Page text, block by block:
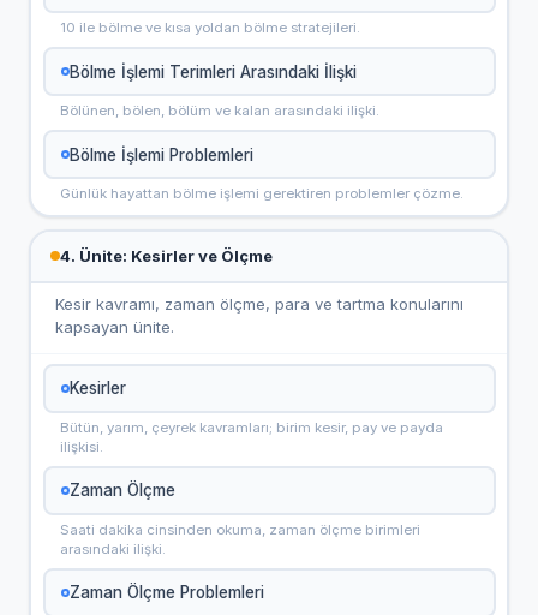
10 ile bölme ve kısa yoldan bölme stratejileri.
Bölme İşlemi Terimleri Arasındaki İlişki
Bölünen, bölen, bölüm ve kalan arasındaki ilişki.
Bölme İşlemi Problemleri
Günlük hayattan bölme işlemi gerektiren problemler çözme.
4. Ünite: Kesirler ve Ölçme
Kesir kavramı, zaman ölçme, para ve tartma konularını
kapsayan ünite.
Kesirler
Bütün, yarım, çeyrek kavramları; birim kesir, pay ve payda
ilişkisi.
Zaman Ölçme
Saati dakika cinsinden okuma, zaman ölçme birimleri
arasındaki ilişki.
Zaman Ölçme Problemleri